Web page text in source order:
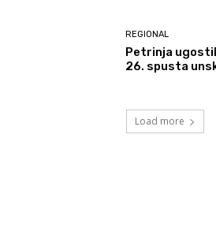
REGIONAL
Petrinja
26. spusta
Load more